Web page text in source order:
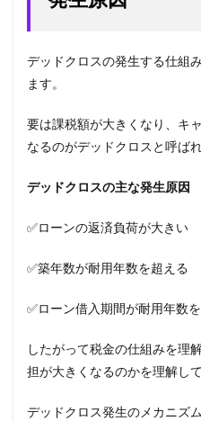
デッドクロスの発生する仕組
ます。
要は課税額が大きくなり、キ
なるのがデッドクロスと呼ば
デッドクロスの主な発生原因
✅ローンの返済負荷が大きい
✅築年数が耐用年数を超える
✅ローン借入期間が耐用年数
したがって税金の仕組みを理
担が大きくなるのかを理解し
デッドクロス発生のメカニズ